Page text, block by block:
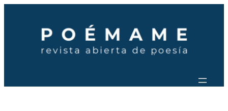
contenido